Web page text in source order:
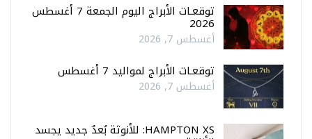
توقعـات الأبراج اليوم الجمعة 7 أغسطس
2026
أغسطس 7, 2026
توقعـات الأبراج لمواليد 7 أغسطس
أغسطس 7, 2026
HAMPTON XS: للأنوثة بُعدٌ جديد يجسد